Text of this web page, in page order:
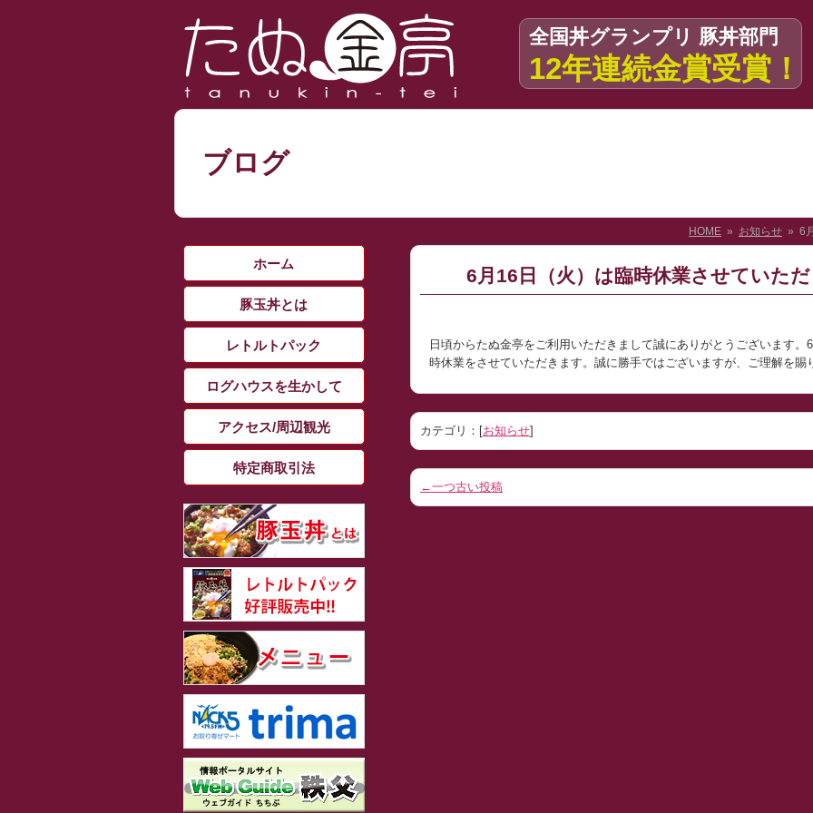
全国丼グランプリ 豚丼部門
12年連続金賞受賞！
ブログ
HOME » お知らせ » 6
ホーム
豚玉丼とは
レトルトパック
ログハウスを生かして
アクセス/周辺観光
特定商取引法
6月16日（火）は臨時休業させていただ
日頃からたぬ金亭をご利用いただきまして誠にありがとうございます
時休業をさせていただきます。誠に勝手ではございますが、ご理解を賜
カテゴリ：[お知らせ]
←一つ古い投稿